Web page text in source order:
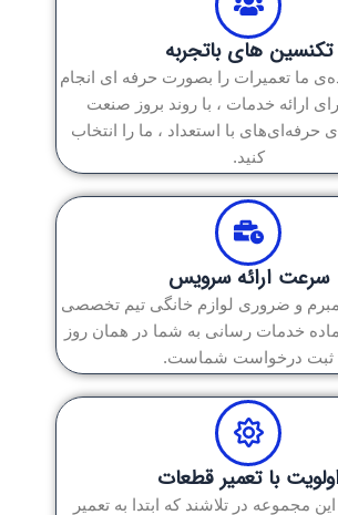
تکنسین های باتجربه
ما تعمیرات را بصورت حرفه ای انجام
ارائه خدمات ، با روند بروز صنعت
حرفه‌ای‌های با استعداد ، ما را انتخاب
کنید.
سرعت ارائه سرویس
مبرم و ضروری لوازم خانگی تیم تخصصی
خدمات رسانی به شما در همان روز
ثبت درخواست شماست.
با تعمیر قطعات
مجموعه در تلاشند که ابتدا به تعمیر